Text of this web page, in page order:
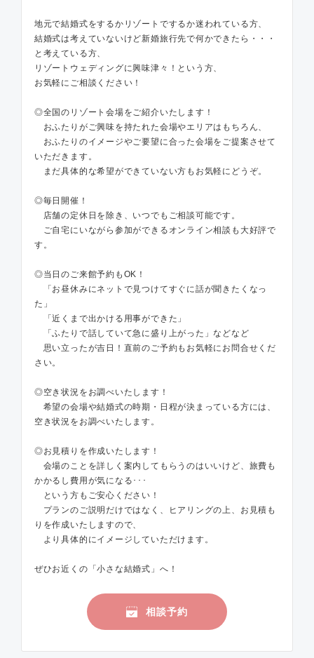
地元で結婚式をするかリゾートでするか迷われている方、
結婚式は考えていないけど新婚旅行先で何かできたら・・・
と考えている方、
リゾートウェディングに興味津々！という方、
お気軽にご相談ください！
◎全国のリゾート会場をご紹介いたします！
おふたりがご興味を持たれた会場やエリアはもちろん、
おふたりのイメージやご要望に合った会場をご提案させて
いただきます。
まだ具体的な希望ができていない方もお気軽にどうぞ。
◎毎日開催！
店舗の定休日を除き、いつでもご相談可能です。
ご自宅にいながら参加ができるオンライン相談も大好評で
す。
◎当日のご来館予約もOK！
「お昼休みにネットで見つけてすぐに話が聞きたくなっ
た」
「近くまで出かける用事ができた」
「ふたりで話していて急に盛り上がった」などなど
思い立ったが吉日！直前のご予約もお気軽にお問合せくだ
さい。
◎空き状況をお調べいたします！
希望の会場や結婚式の時期・日程が決まっている方には、
空き状況をお調べいたします。
◎お見積りを作成いたします！
会場のことを詳しく案内してもらうのはいいけど、旅費も
かかるし費用が気になる･･･
という方もご安心ください！
プランのご説明だけではなく、ヒアリングの上、お見積も
りを作成いたしますので、
より具体的にイメージしていただけます。
ぜひお近くの「小さな結婚式」へ！
相談予約